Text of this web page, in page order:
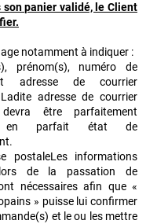
son panier validé, le Client
notamment à indiquer :
prénom(s), numéro de
adresse de courrier
adresse de courrier
devra être parfaitement
parfait état de
postaleLes informations
lors de la passation de
nécessaires afin que «
» puisse lui confirmer
et le ou les mettre